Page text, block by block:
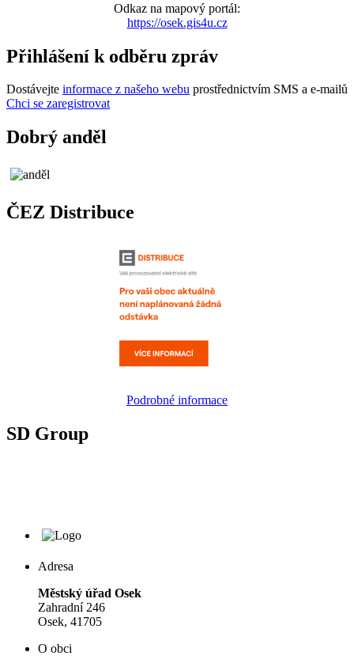
Odkaz na mapový portál:
https://osek.gis4u.cz
Přihlášení k odběru zpráv
Dostávejte informace z našeho webu prostřednictvím SMS a e-mailů
Chci se zaregistrovat
Dobrý anděl
ČEZ Distribuce
Podrobné informace
SD Group
Adresa
Městský úřad Osek
Zahradní 246
Osek, 41705
O obci